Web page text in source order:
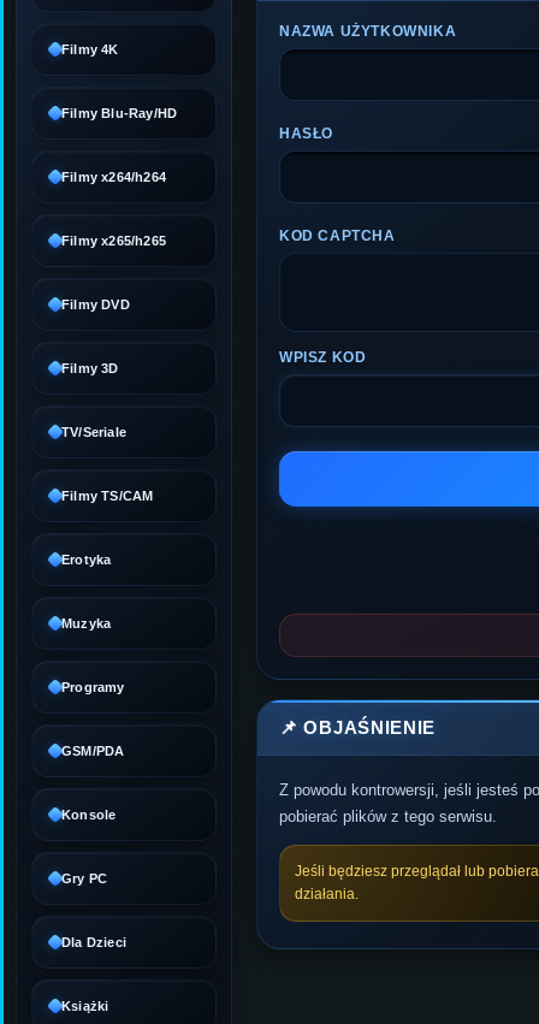
Filmy 4K
Filmy Blu-Ray/HD
Filmy x264/h264
Filmy x265/h265
Filmy DVD
Filmy 3D
TV/Seriale
Filmy TS/CAM
Erotyka
Muzyka
Programy
GSM/PDA
Konsole
Gry PC
Dla Dzieci
Książki
NAZWA UŻYTKOWNIKA
HASŁO
KOD CAPTCHA
WPISZ KOD
📌 OBJAŚNIENIE
Z powodu kontrowersji, jeśli jesteś
pobierać plików z tego serwisu.
Jeśli będziesz przeglądał lub
działania.